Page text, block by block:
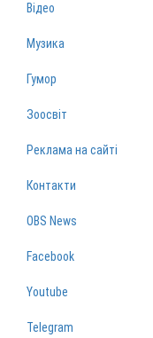
Відео
Музика
Гумор
Зоосвіт
Реклама на сайті
Контакти
OBS News
Facebook
Youtube
Telegram